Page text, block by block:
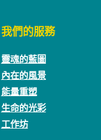
我們的服務
靈魂的藍圖
內在的風景
能量重塑
生命的光彩
工作坊